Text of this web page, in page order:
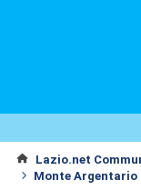
Lazio.net
Monte Argentario